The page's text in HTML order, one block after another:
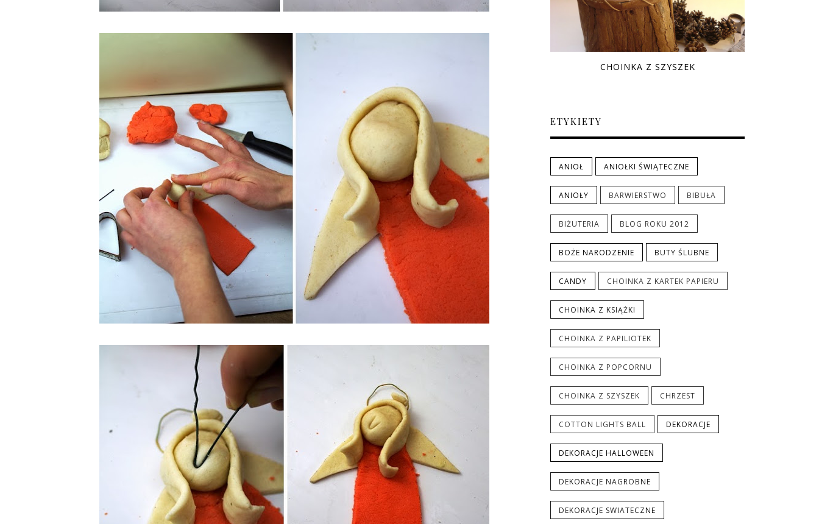
CHOINKA Z SZYSZEK
ETYKIETY
ANIOŁ ANIOŁKI ŚWIĄTECZNE
ANIOŁY BARWIERSTWO BIBUŁA
BIŻUTERIA BLOG ROKU 2012
BOŻE NARODZENIE BUTY ŚLUBNE
CANDY CHOINKA Z KARTEK PAPIERU
CHOINKA Z KSIĄŻKI
CHOINKA Z PAPILIOTEK
CHOINKA Z POPCORNU
CHOINKA Z SZYSZEK CHRZEST
COTTON LIGHTS BALL DEKORACJE
DEKORACJE HALLOWEEN
DEKORACJE NAGROBNE
DEKORACJE SWIATECZNE